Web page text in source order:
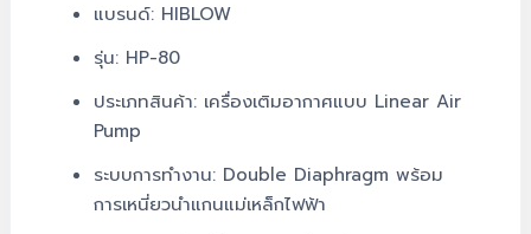
แบรนด์: HIBLOW
รุ่น: HP-80
ประเภทสินค้า: เครื่องเติมอากาศแบบ Linear Air
Pump
ระบบการทำงาน: Double Diaphragm พร้อม
การเหนี่ยวนำแกนแม่เหล็กไฟฟ้า